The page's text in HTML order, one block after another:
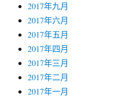
2017年九月
2017年六月
2017年五月
2017年四月
2017年三月
2017年二月
2017年一月